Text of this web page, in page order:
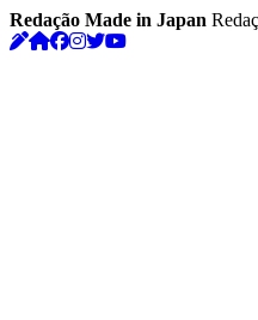
Redação Made in Japan